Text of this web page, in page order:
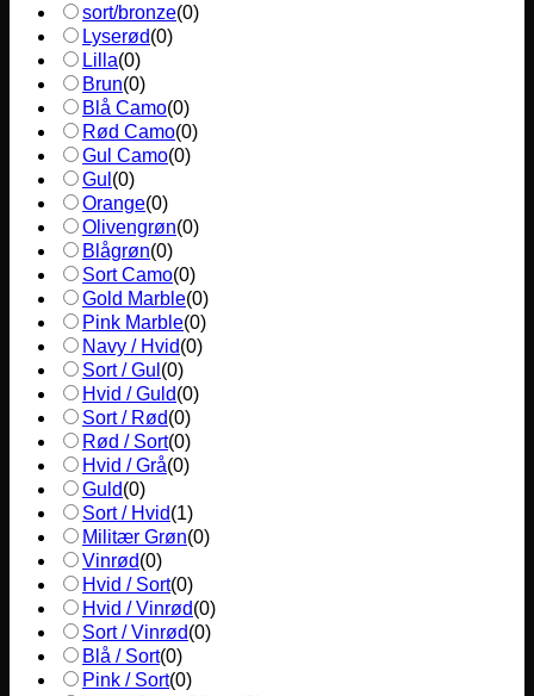
sort/bronze(0)
Lyserød(0)
Lilla(0)
Brun(0)
Blå Camo(0)
Rød Camo(0)
Gul Camo(0)
Gul (0)
Orange(0)
Olivengrøn(0)
Blågrøn(0)
Sort Camo(0)
Gold Marble(0)
Pink Marble(0)
Navy / Hvid(0)
Sort / Gul (0)
Hvid / Guld(0)
Sort / Rød(0)
Rød / Sort(0)
Hvid / Grå(0)
Guld(0)
Sort / Hvid(1)
Militær Grøn(0)
Vinrød(0)
Hvid / Sort(0)
Hvid / Vinrød(0)
Sort / Vinrød(0)
Blå / Sort(0)
Pink / Sort(0)